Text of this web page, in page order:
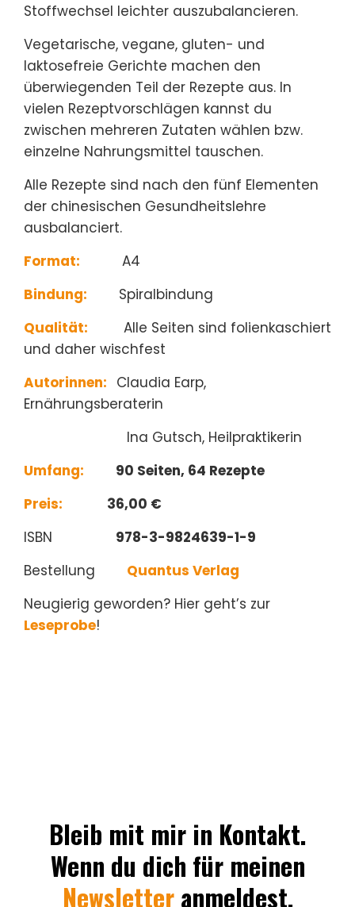
Stoffwechsel leichter auszubalancieren.
Vegetarische, vegane, gluten- und
laktosefreie Gerichte machen den
überwiegenden Teil der Rezepte aus. In
vielen Rezeptvorschlägen kannst du
zwischen mehreren Zutaten wählen bzw.
einzelne Nahrungsmittel tauschen.
Alle Rezepte sind nach den fünf Elementen
der chinesischen Gesundheitslehre
ausbalanciert.
Format:
A4
Bindung: Spiralbindung
Qualität:
Alle Seiten sind folienkaschiert
und daher wischfest
Autorinnen: Claudia Earp,
Ernährungsberaterin
Ina Gutsch, Heilpraktikerin
Umfang:
90 Seiten, 64 Rezepte
Preis: 36,00 €
ISBN 978-3-9824639-1-9
Bestellung Quantus Verlag
Neugierig geworden? Hier geht’s zur
Leseprobe!
Bleib mit mir in Kontakt.
Wenn du dich für meinen
Newsletteranmeldest,